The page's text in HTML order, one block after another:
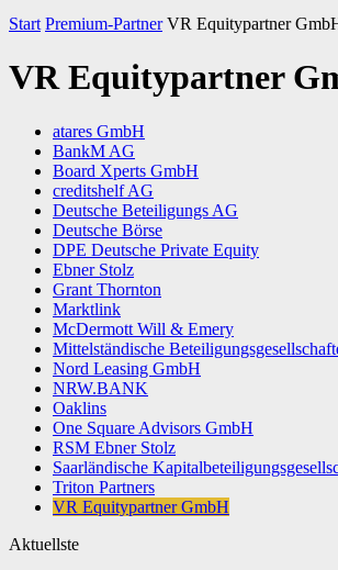
Start Premium-Partner VR Equitypartner
VR Equitypartner
atares GmbH
BankM AG
Board Xperts GmbH
creditshelf AG
Deutsche Beteiligungs AG
Deutsche Börse
DPE Deutsche Private Equity
Ebner Stolz
Grant Thornton
Marktlink
McDermott Will & Emery
Mittelständische
Nord Leasing GmbH
NRW.BANK
Oaklins
One Square Advisors GmbH
RSM Ebner Stolz
Saarländische
Triton Partners
VR Equitypartner GmbH
Aktuellste